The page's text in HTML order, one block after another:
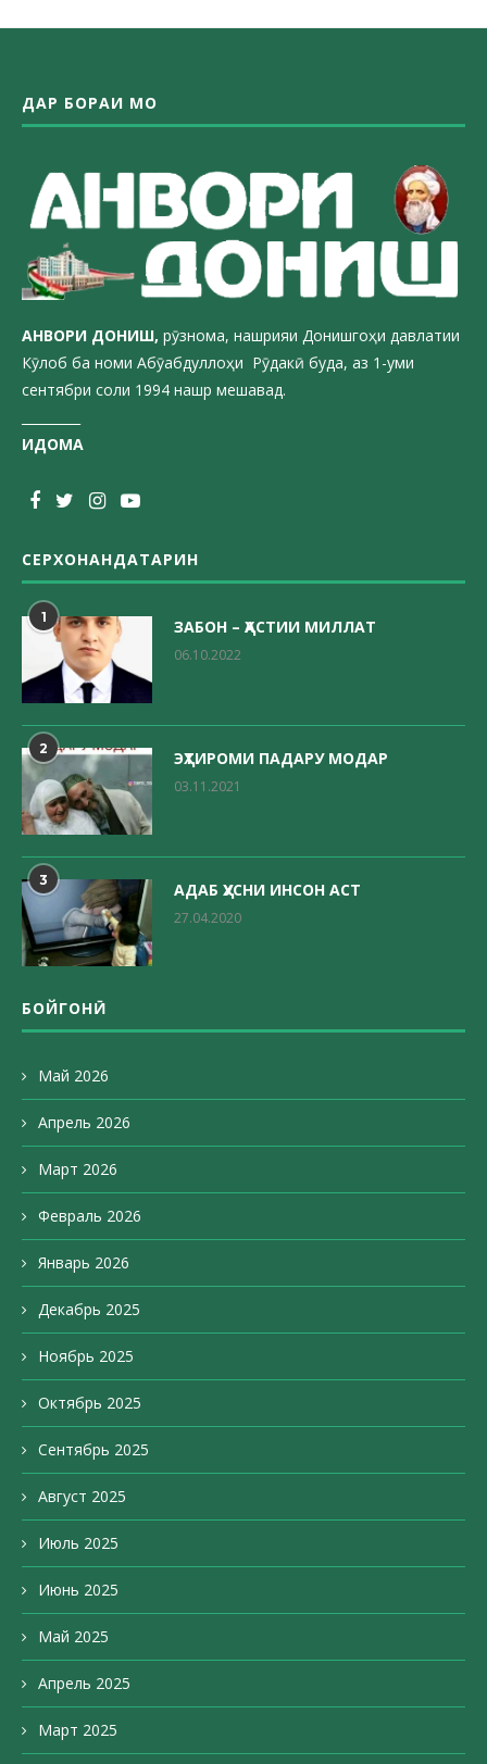
ДАР БОРАИ МО
АНВОРИ ДОНИШ, рӯзнома, нашрияи Донишгоҳи давлатии
Кӯлоб ба номи Абӯабдуллоҳи Рӯдакӣ буда, аз 1-уми
сентябри соли 1994 нашр мешавад.
ИДОМА
СЕРХОНАНДАТАРИН
1 ЗАБОН – ҲАСТИИ МИЛЛАТ
06.10.2022
2 ЭҲТИРОМИ ПАДАРУ МОДАР
03.11.2021
3 АДАБ ҲУСНИ ИНСОН АСТ
27.04.2020
БОЙГОНӢ
Май 2026
Апрель 2026
Март 2026
Февраль 2026
Январь 2026
Декабрь 2025
Ноябрь 2025
Октябрь 2025
Сентябрь 2025
Август 2025
Июль 2025
Июнь 2025
Май 2025
Апрель 2025
Март 2025